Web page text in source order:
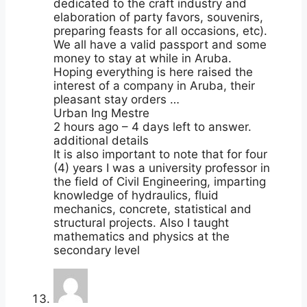
dedicated to the craft industry and
elaboration of party favors, souvenirs,
preparing feasts for all occasions, etc).
We all have a valid passport and some
money to stay at while in Aruba.
Hoping everything is here raised the
interest of a company in Aruba, their
pleasant stay orders …
Urban Ing Mestre
2 hours ago – 4 days left to answer.
additional details
It is also important to note that for four
(4) years I was a university professor in
the field of Civil Engineering, imparting
knowledge of hydraulics, fluid
mechanics, concrete, statistical and
structural projects. Also I taught
mathematics and physics at the
secondary level